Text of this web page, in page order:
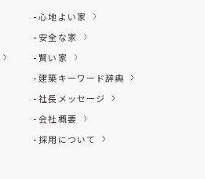
心地よい家
安全な家
賢い家
建築キーワード辞典
社長メッセージ
会社概要
採用について